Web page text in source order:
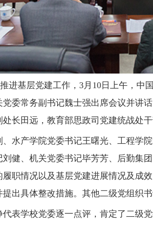
基层党建工作，3月10日上午，中
委常务副书记魏士强出席会议并讲
长田远，教育部思政司党建统战处
产学院党委书记王曙光、工程学
健、机关党委书记毕芳芳、后勤集
职情况以及基层党建进展情况及成
出具体整改措施。其他二级党组织书
学校党委逐一点评，肯定了二级